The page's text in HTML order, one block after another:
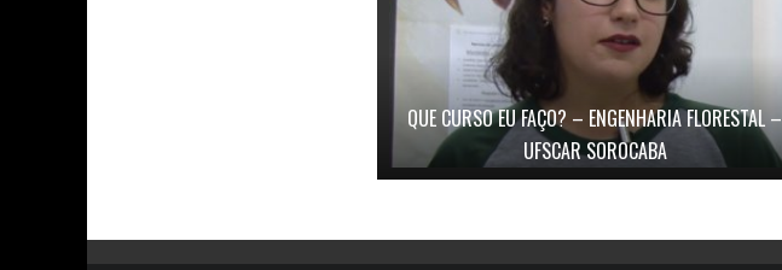
QUE CURSO EU FAÇO? – ENGENHARIA FLORESTAL –
UFSCAR SOROCABA